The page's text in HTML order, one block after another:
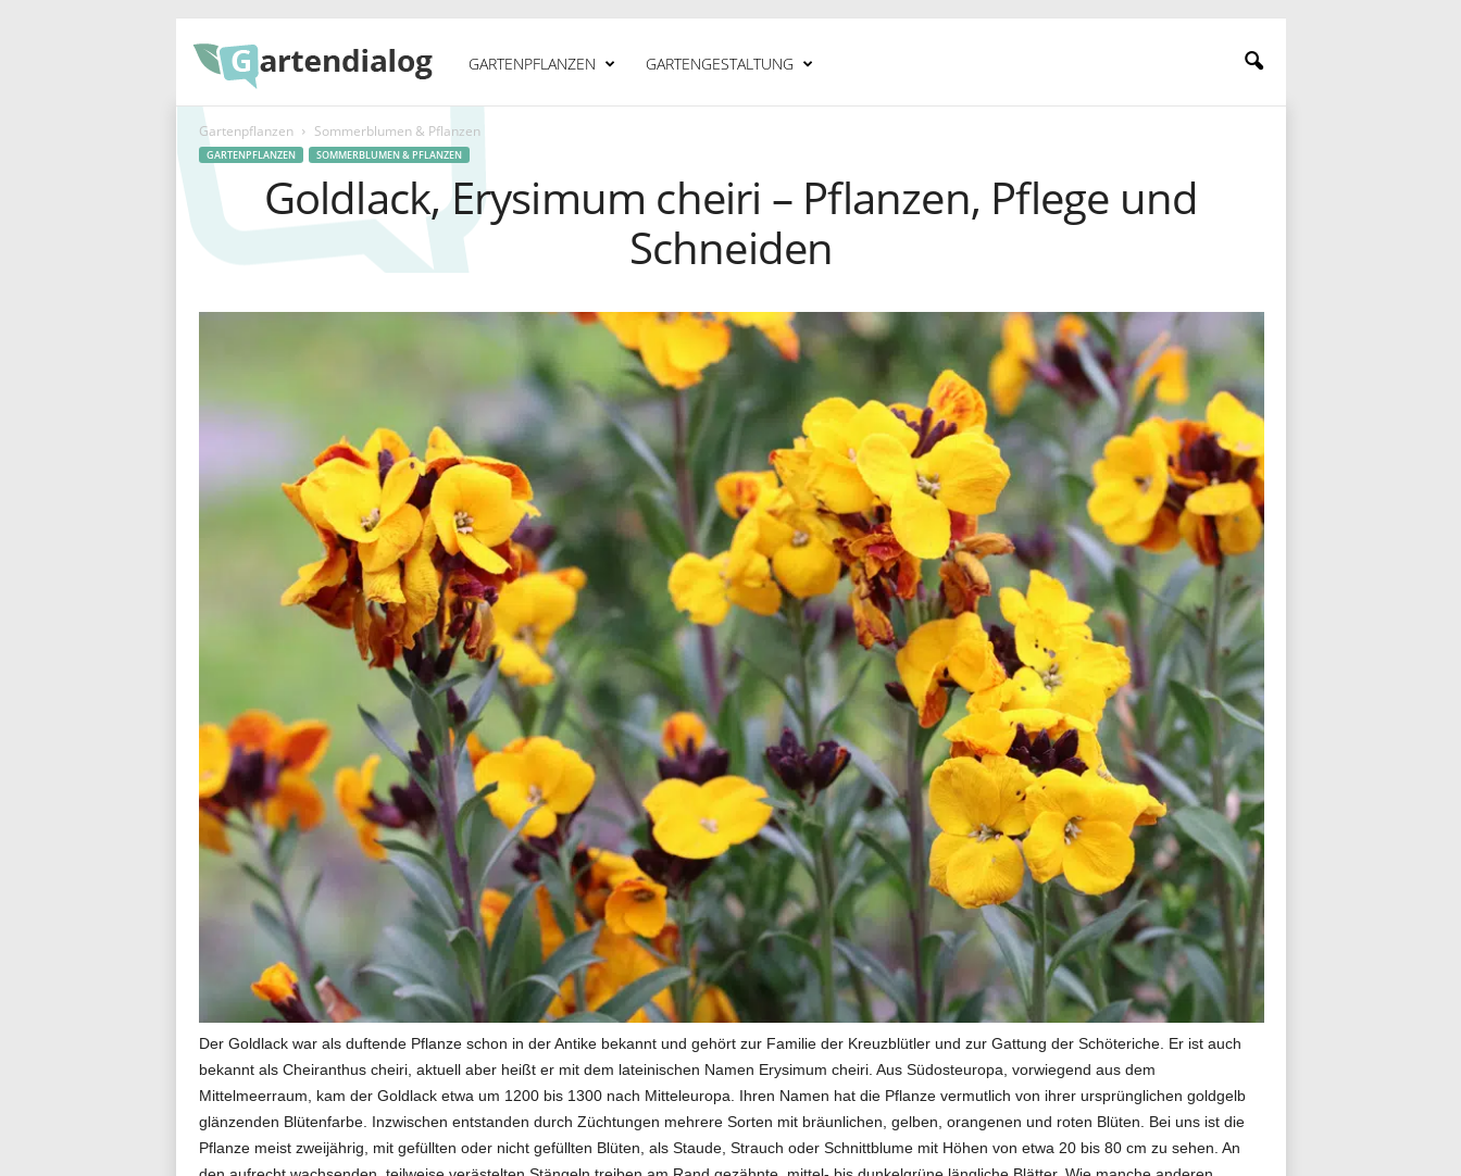
a
n
d
i
a
o
g
.
GARTENPFLANZEN GARTENGESTALTUNG
Gartenpflanzen Sommerblumen & Pflanzen
GARTENPFLANZEN SOMMERBLUMEN & PFLANZEN
Goldlack, Erysimum cheiri – Pflanzen, Pflege und
Schneiden
Der Goldlack war als duftende Pflanze schon in der Antike bekannt und gehört zur Familie der Kreuzblütler und zur Gattung der Schöteriche. Er ist auch
bekannt als Cheiranthus cheiri, aktuell aber heißt er mit dem lateinischen Namen Erysimum cheiri. Aus Südosteuropa, vorwiegend aus dem
Mittelmeerraum, kam der Goldlack etwa um 1200 bis 1300 nach Mitteleuropa. Ihren Namen hat die Pflanze vermutlich von ihrer ursprünglichen goldgelb
glänzenden Blütenfarbe. Inzwischen entstanden durch Züchtungen mehrere Sorten mit bräunlichen, gelben, orangenen und roten Blüten. Bei uns ist die
Pflanze meist zweijährig, mit gefüllten oder nicht gefüllten Blüten, als Staude, Strauch oder Schnittblume mit Höhen von etwa 20 bis 80 cm zu sehen. An